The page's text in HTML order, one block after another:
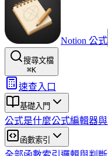
Notion 公式
搜尋文檔
⌘K
速查入口
基礎入門
公式是什麼公式編輯器
函數索引